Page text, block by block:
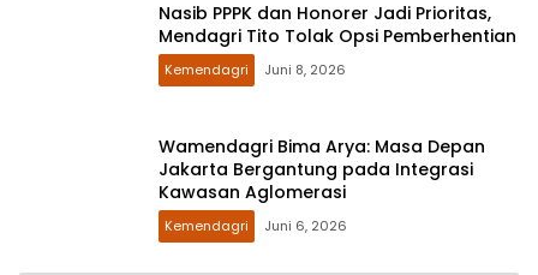
Nasib PPPK dan Honorer Jadi Prioritas,
Mendagri Tito Tolak Opsi Pemberhentian
Kemendagri Juni 8, 2026
Wamendagri Bima Arya: Masa Depan
Jakarta Bergantung pada Integrasi
Kawasan Aglomerasi
Kemendagri Juni 6, 2026